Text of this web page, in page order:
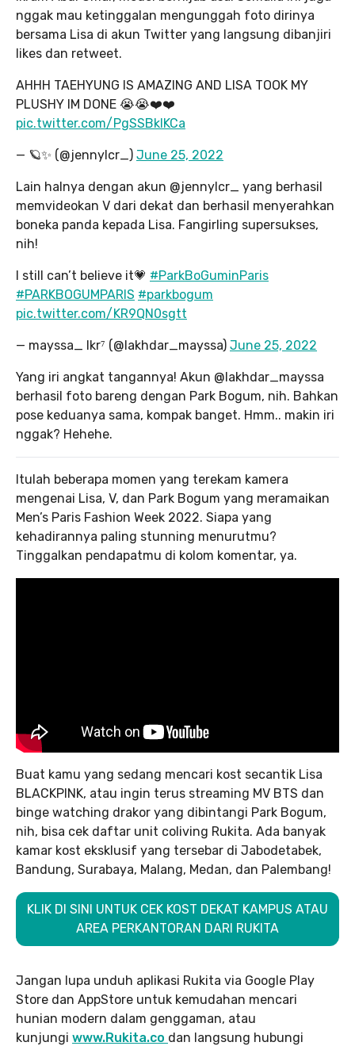
nggak mau ketinggalan mengunggah foto dirinya
bersama Lisa di akun Twitter yang langsung dibanjiri
likes dan retweet.
AHHH TAEHYUNG IS AMAZING AND LISA TOOK MY
PLUSHY IM DONE 😭😭❤️❤️
pic.twitter.com/PgSSBklKCa
— 🪐✨ (@jennylcr_) June 25, 2022
Lain halnya dengan akun @jennylcr_ yang berhasil
memvideokan V dari dekat dan berhasil menyerahkan
boneka panda kepada Lisa. Fangirling supersukses,
nih!
I still can’t believe it💗 #ParkBoGuminParis
#PARKBOGUMPARIS #parkbogum
pic.twitter.com/KR9QN0sgtt
— mayssa_ lkr⁷ (@lakhdar_mayssa) June 25, 2022
Yang iri angkat tangannya! Akun @lakhdar_mayssa
berhasil foto bareng dengan Park Bogum, nih. Bahkan
pose keduanya sama, kompak banget. Hmm.. makin iri
nggak? Hehehe.
Itulah beberapa momen yang terekam kamera
mengenai Lisa, V, dan Park Bogum yang meramaikan
Men’s Paris Fashion Week 2022. Siapa yang
kehadirannya paling stunning menurutmu?
Tinggalkan pendapatmu di kolom komentar, ya.
Buat kamu yang sedang mencari kost secantik Lisa
BLACKPINK, atau ingin terus streaming MV BTS dan
binge watching drakor yang dibintangi Park Bogum,
nih, bisa cek daftar unit coliving Rukita. Ada banyak
kamar kost eksklusif yang tersebar di Jabodetabek,
Bandung, Surabaya, Malang, Medan, dan Palembang!
KLIK DI SINI UNTUK CEK KOST DEKAT KAMPUS ATAU
AREA PERKANTORAN DARI RUKITA
Jangan lupa unduh aplikasi Rukita via Google Play
Store dan AppStore untuk kemudahan mencari
hunian modern dalam genggaman, atau
kunjungi www.Rukita.co dan langsung hubungi